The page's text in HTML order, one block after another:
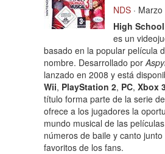
NDS ·
High
es un
basado en la popular película
nombre. Desarrollado por
lanzado en 2008 y está
Wii, PlayStation 2, PC,Xbox
título forma parte de la serie
ofrece a los jugadores la
mundo musical de las
números de baile y canto
favoritos de los fans.